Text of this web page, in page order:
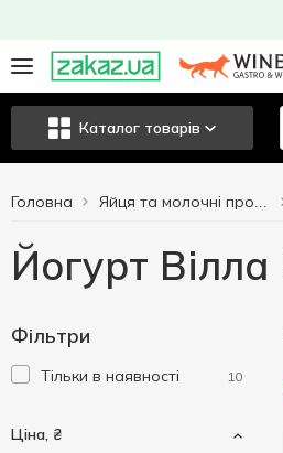
Каталог товарів
Головна
Йогурт Вілла
Фільтри
Тільки в наявності 10
Ціна, ₴